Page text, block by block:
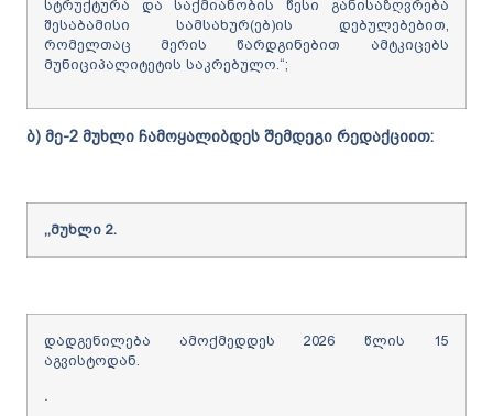
სტრუქტურა და საქმიანობის წესი განისაზღვრება
შესაბამისი სამსახურ(ებ)ის დებულებებით,
რომელთაც მერის წარდგინებით ამტკიცებს
მუნიციპალიტეტის საკრებულო.“;
ბ) მე-2 მუხლი ჩამოყალიბდეს შემდეგი რედაქციით:
,,მუხლი2.
დადგენილება ამოქმედდეს 2026 წლის 15
აგვისტოდან.
.